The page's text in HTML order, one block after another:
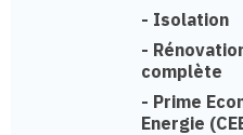
- Isolation
-
complète
- Prime
Energie